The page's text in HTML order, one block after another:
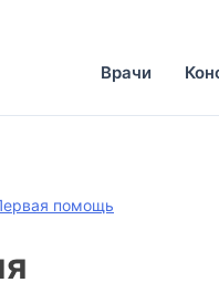
Врачи
помощь